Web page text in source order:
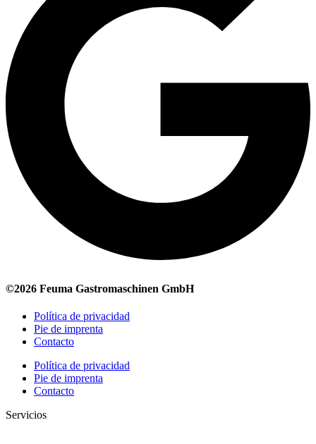
©2026 Feuma Gastromaschinen GmbH
Política de privacidad
Pie de imprenta
Contacto
Política de privacidad
Pie de imprenta
Contacto
Servicios